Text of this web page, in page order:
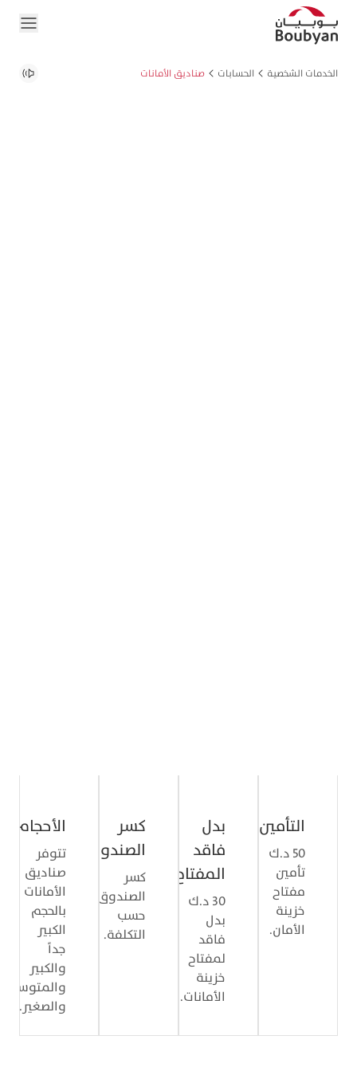
الخدمات الشخصية الحسابات صناديق الأمانات
التأمين
50 د.ك
تأمين
مفتاح
خزينة
الأمان.
بدل
فاقد
المفتاح
30 د.ك
بدل
فاقد
لمفتاح
خزينة
الأمانات.
كسر
الصندوق
كسر
الصندوق
حسب
التكلفة.
الأحجام
تتوفر
صناديق
الأمانات
بالحجم
الكبير
جداً
والكبير
والمتوسط
والصغير.